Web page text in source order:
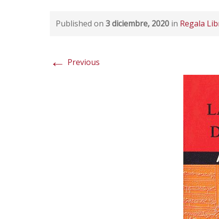
Published on 3 diciembre, 2020 in Regala
← Previous